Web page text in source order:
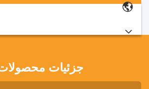
جزئیات محصولات